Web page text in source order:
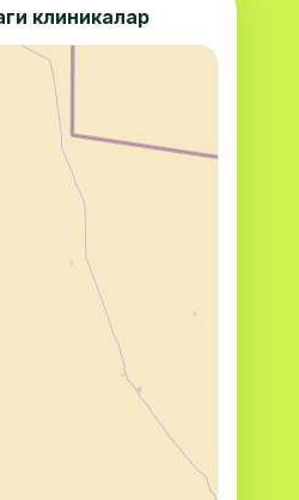
клиникалар